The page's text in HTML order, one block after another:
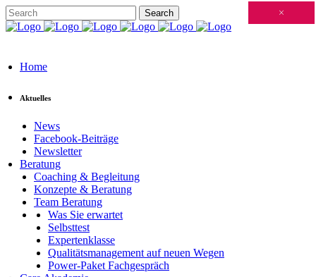
Home
Aktuelles
News
Facebook-Beiträge
Newsletter
Beratung
Coaching & Begleitung
Konzepte & Beratung
Team Beratung
Was Sie erwartet
Selbsttest
Expertenklasse
Qualitätsmanagement auf neuen Wegen
Power-Paket Fachgespräch
Schließen
×
×
×
×
×
×
×
×
×
×
×
×
×
×
×
×
×
×
×
×
×
×
×
×
×
×
×
×
×
×
×
×
×
×
×
×
×
×
×
×
×
×
×
×
×
×
×
×
×
×
×
×
×
×
×
×
×
×
×
×
×
×
×
×
×
×
×
×
×
×
×
×
×
×
×
×